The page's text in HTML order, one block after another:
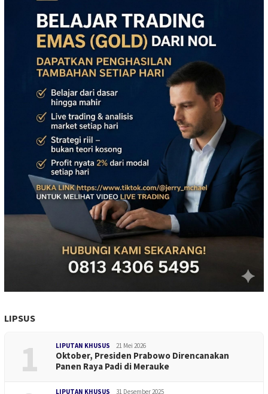
LIPSUS
1 LIPUTAN KHUSUS 21 Mei 2026
Oktober, Presiden Prabowo Direncanakan
Panen Raya Padi di Merauke
LIPUTAN KHUSUS 31 Desember 2025